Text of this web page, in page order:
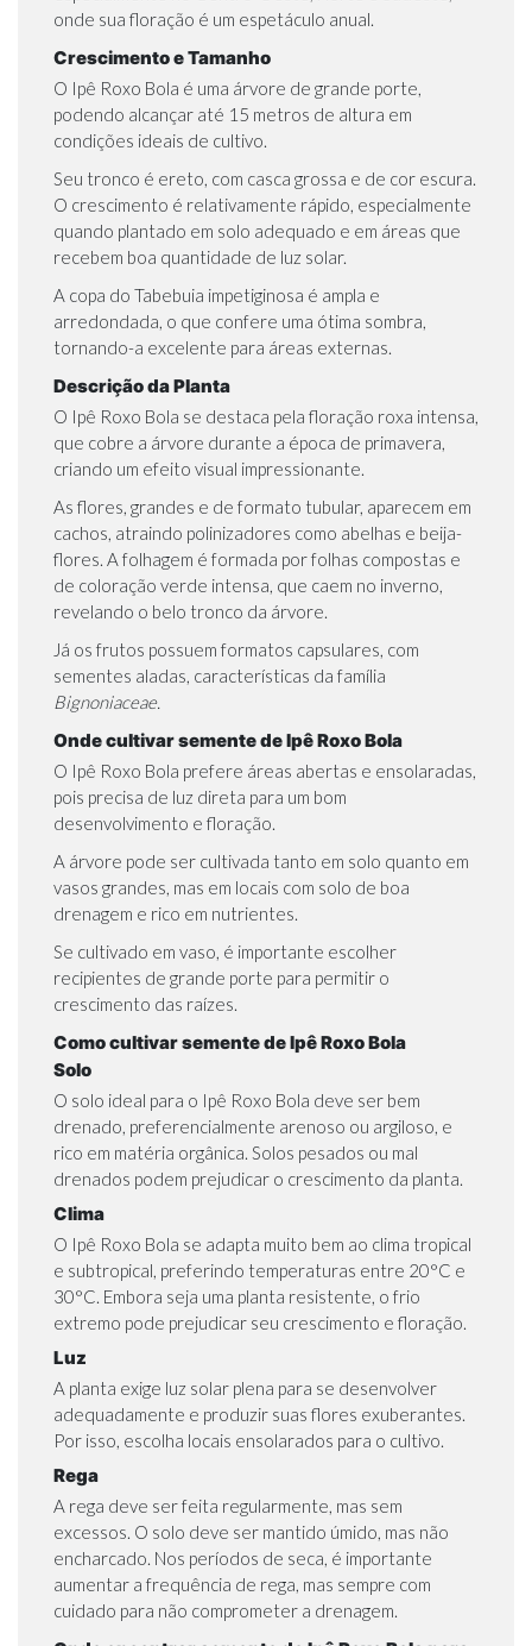
onde sua floração é um espetáculo anual.
Crescimento e Tamanho
O Ipê Roxo Bola é uma árvore de grande porte,
podendo alcançar até 15 metros de altura em
condições ideais de cultivo.
Seu tronco é ereto, com casca grossa e de cor escura.
O crescimento é relativamente rápido, especialmente
quando plantado em solo adequado e em áreas que
recebem boa quantidade de luz solar.
A copa do Tabebuia impetiginosa é ampla e
arredondada, o que confere uma ótima sombra,
tornando-a excelente para áreas externas.
Descrição da Planta
O Ipê Roxo Bola se destaca pela floração roxa intensa,
que cobre a árvore durante a época de primavera,
criando um efeito visual impressionante.
As flores, grandes e de formato tubular, aparecem em
cachos, atraindo polinizadores como abelhas e beija-
flores. A folhagem é formada por folhas compostas e
de coloração verde intensa, que caem no inverno,
revelando o belo tronco da árvore.
Já os frutos possuem formatos capsulares, com
sementes aladas, características da família
Bignoniaceae.
Onde cultivar semente de Ipê Roxo Bola
O Ipê Roxo Bola prefere áreas abertas e ensolaradas,
pois precisa de luz direta para um bom
desenvolvimento e floração.
A árvore pode ser cultivada tanto em solo quanto em
vasos grandes, mas em locais com solo de boa
drenagem e rico em nutrientes.
Se cultivado em vaso, é importante escolher
recipientes de grande porte para permitir o
crescimento das raízes.
Como cultivar semente de Ipê Roxo Bola
Solo
O solo ideal para o Ipê Roxo Bola deve ser bem
drenado, preferencialmente arenoso ou argiloso, e
rico em matéria orgânica. Solos pesados ou mal
drenados podem prejudicar o crescimento da planta.
Clima
O Ipê Roxo Bola se adapta muito bem ao clima tropical
e subtropical, preferindo temperaturas entre 20°C e
30°C. Embora seja uma planta resistente, o frio
extremo pode prejudicar seu crescimento e floração.
Luz
A planta exige luz solar plena para se desenvolver
adequadamente e produzir suas flores exuberantes.
Por isso, escolha locais ensolarados para o cultivo.
Rega
A rega deve ser feita regularmente, mas sem
excessos. O solo deve ser mantido úmido, mas não
encharcado. Nos períodos de seca, é importante
aumentar a frequência de rega, mas sempre com
cuidado para não comprometer a drenagem.